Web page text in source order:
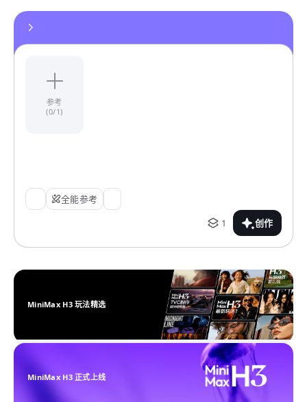
参考
(0/1)
全能参考
1
创作
MiniMax H3 玩法精选
MiniMax H3 正式上线